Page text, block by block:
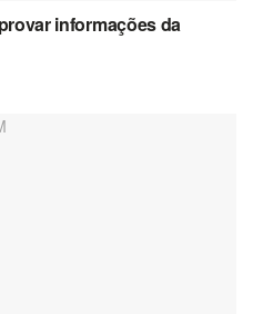
informações da